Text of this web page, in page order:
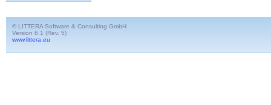
© LITTERA Software & Consulting GmbH
Version 6.1 (Rev. 5)
www.littera.eu